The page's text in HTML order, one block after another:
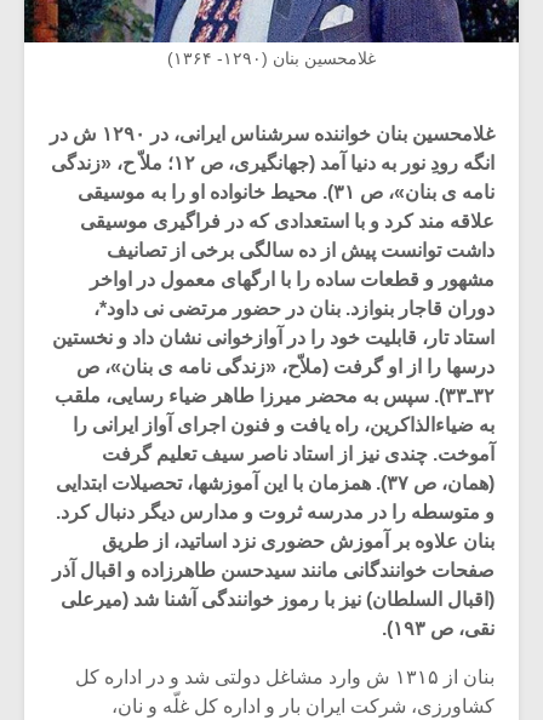
غلامحسین بنان (۱۲۹۰- ۱۳۶۴)
غلامحسین بنان خواننده سرشناس ایرانی، در ۱۲۹۰ ش در
انگه رودِ نور به دنیا آمد (جهانگیری، ص ۱۲؛ ملاّ ح، «زندگی
نامه ی بنان»، ص ۳۱). محیط خانواده او را به موسیقی
علاقه مند کرد و با استعدادی که در فراگیری موسیقی
داشت توانست پیش از ده سالگی برخی از تصانیف
مشهور و قطعات ساده را با ارگهای معمول در اواخر
دوران قاجار بنوازد. بنان در حضور مرتضی نی داود*،
استاد تار، قابلیت خود را در آوازخوانی نشان داد و نخستین
درسها را از او گرفت (ملاّح، «زندگی نامه ی بنان»، ص
۳۲ـ۳۳). سپس به محضر میرزا طاهر ضیاء رسایی، ملقب
به ضیاءالذاکرین، راه یافت و فنون اجرای آواز ایرانی را
آموخت. چندی نیز از استاد ناصر سیف تعلیم گرفت
(همان، ص ۳۷). همزمان با این آموزشها، تحصیلات ابتدایی
و متوسطه را در مدرسه ثروت و مدارس دیگر دنبال کرد.
بنان علاوه بر آموزش حضوری نزد اساتید، از طریق
صفحات خوانندگانی مانند سیدحسن طاهرزاده و اقبال آذر
(اقبال السلطان) نیز با رموز خوانندگی آشنا شد (میرعلی
نقی، ص ۱۹۳).
بنان از ۱۳۱۵ ش وارد مشاغل دولتی شد و در اداره کل
کشاورزی، شرکت ایران بار و اداره کل غلّه و نان،